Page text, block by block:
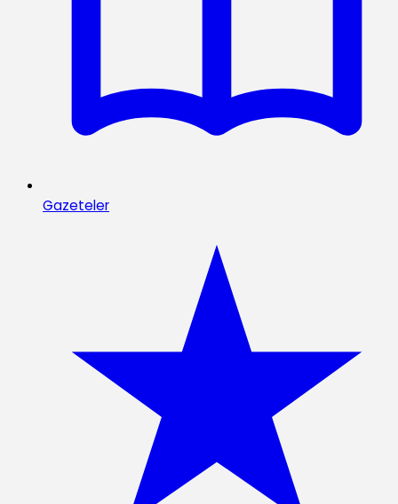
Gazeteler